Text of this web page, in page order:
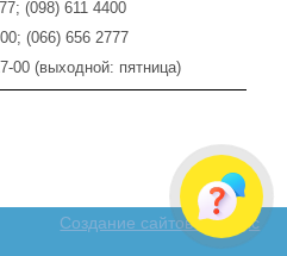
; (098) 611 4400
; (066) 656 2777
00 (выходной: пятница)
Создание сайтов Skylogic